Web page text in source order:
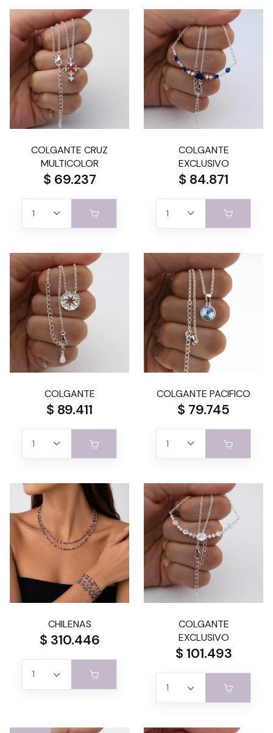
COLGANTE CRUZ
MULTICOLOR
$ 69.237
COLGANTE
EXCLUSIVO
$ 84.871
COLGANTE
$ 89.411
COLGANTE PACIFICO
$ 79.745
CHILENAS
$ 310.446
COLGANTE
EXCLUSIVO
$ 101.493